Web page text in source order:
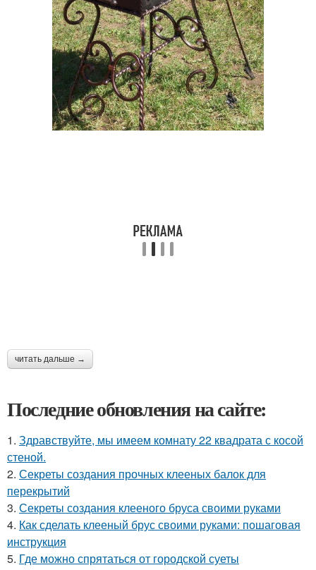
читать дальше →
Последние обновления на сайте:
1. Здравствуйте, мы имеем комнату 22 квадрата с косой
стеной.
2. Секреты создания прочных клееных балок для
перекрытий
3. Секреты создания клееного бруса своими руками
4. Как сделать клееный брус своими руками: пошаговая
инструкция
5. Где можно спрятаться от городской суеты